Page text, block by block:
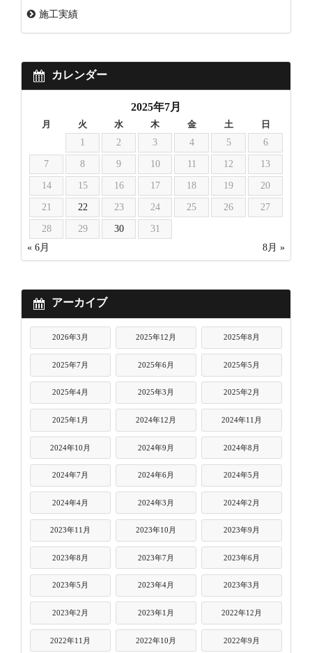
施工実績
カレンダー
2025年7月
月 火 水 木 金 土 日
1 2 3 4 5 6
7 8 9 10 11 12 13
14 15 16 17 18 19 20
21 22 23 24 25 26 27
28 29 30
31
« 6月
8月 »
アーカイブ
2026年3月 2025年12月 2025年8月
2025年7月 2025年6月 2025年5月
2025年4月 2025年3月 2025年2月
2025年1月 2024年12月 2024年11月
2024年10月 2024年9月 2024年8月
2024年7月 2024年6月 2024年5月
2024年4月 2024年3月 2024年2月
2023年11月 2023年10月 2023年9月
2023年8月 2023年7月 2023年6月
2023年5月 2023年4月 2023年3月
2023年2月 2023年1月 2022年12月
2022年11月 2022年10月 2022年9月